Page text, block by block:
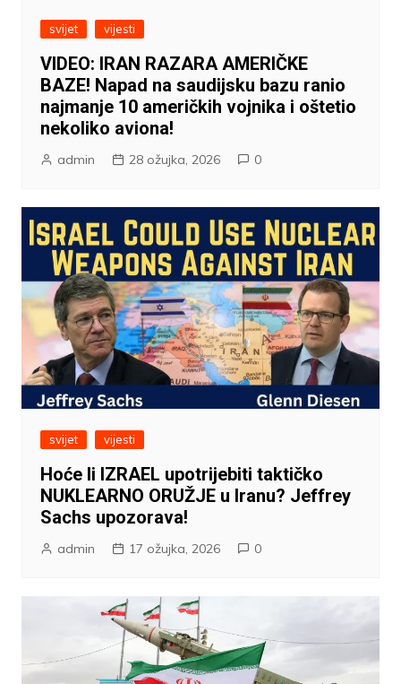
svijet vijesti
VIDEO: IRAN RAZARA AMERIČKE
BAZE! Napad na saudijsku bazu ranio
najmanje 10 američkih vojnika i oštetio
nekoliko aviona!
admin 28 ožujka, 2026 0
svijet vijesti
Hoće li IZRAEL upotrijebiti taktičko
NUKLEARNO ORUŽJE u Iranu? Jeffrey
Sachs upozorava!
admin 17 ožujka, 2026 0